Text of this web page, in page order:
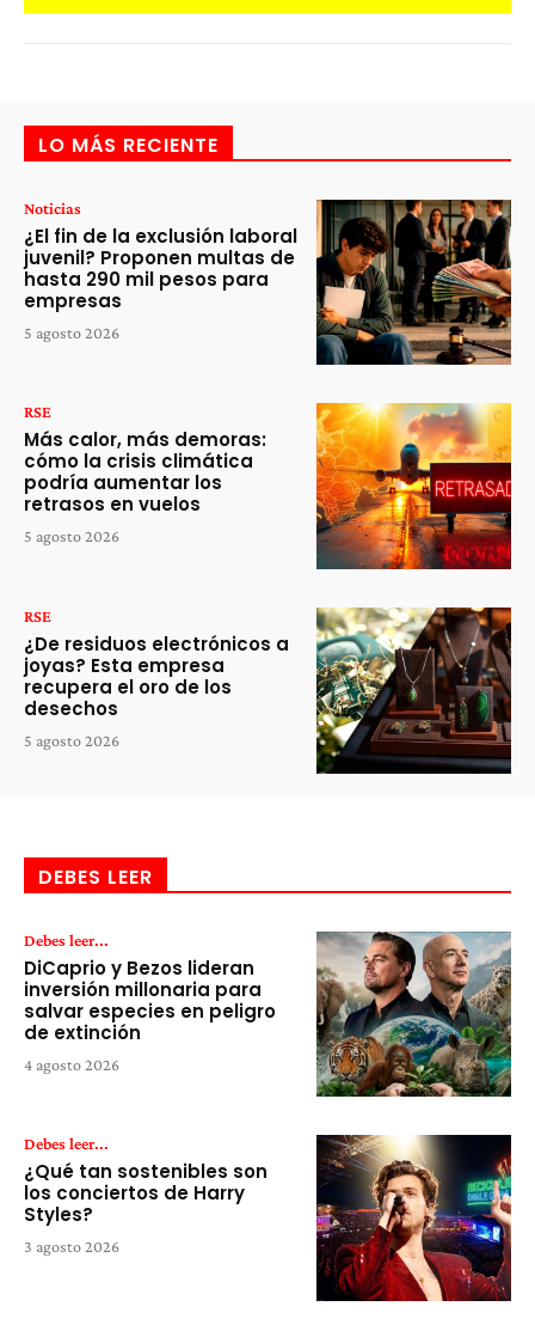
LO MÁS RECIENTE
Noticias
¿El fin de la exclusión laboral
juvenil? Proponen multas de
hasta 290 mil pesos para
empresas
5 agosto 2026
RSE
Más calor, más demoras:
cómo la crisis climática
podría aumentar los
retrasos en vuelos
5 agosto 2026
RSE
¿De residuos electrónicos a
joyas? Esta empresa
recupera el oro de los
desechos
5 agosto 2026
DEBES LEER
Debes leer...
DiCaprio y Bezos lideran
inversión millonaria para
salvar especies en peligro
de extinción
4 agosto 2026
Debes leer...
¿Qué tan sostenibles son
los conciertos de Harry
Styles?
3 agosto 2026